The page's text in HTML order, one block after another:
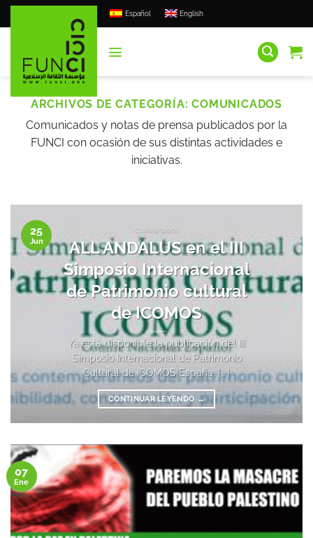
Saltar
al
Español English
ARCHIVOS DE CATEGORÍA:COMUNICADOS
Comunicados y notas de prensa publicados por la
FUNCI con ocasión de sus distintas actividades e
iniciativas.
COMUNICADOS
ALL ANDALUS en el III
Simposio Internacional
de Patrimonio cultural
de ICOMOS
Ya está disponible la publicación del III
Simposio Internacional de Patrimonio
Cultural de ICOMOS España, [...]
CONTINUAR LEYENDO →
25
Jun
07
Ene